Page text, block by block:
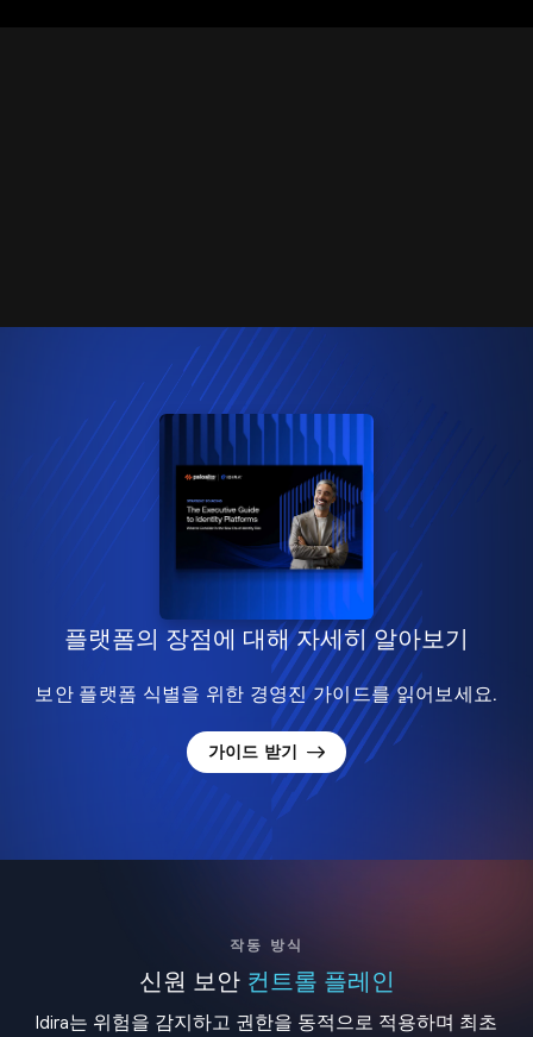
플랫폼의 장점에 대해 자세히 알아보기
보안 플랫폼 식별을 위한 경영진 가이드를 읽어보세요.
가이드 받기
작동 방식
신원 보안 컨트롤 플레인
Idira는 위험을 감지하고 권한을 동적으로 적용하며 최초